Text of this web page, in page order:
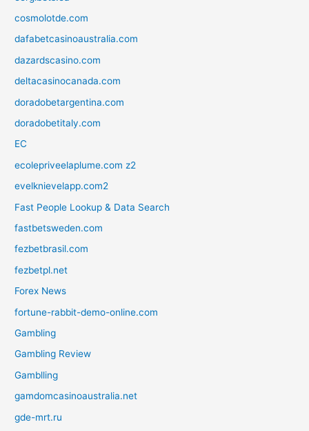
cosmolotde.com
dafabetcasinoaustralia.com
dazardscasino.com
deltacasinocanada.com
doradobetargentina.com
doradobetitaly.com
EC
ecolepriveelaplume.com z2
evelknievelapp.com2
Fast People Lookup & Data Search
fastbetsweden.com
fezbetbrasil.com
fezbetpl.net
Forex News
fortune-rabbit-demo-online.com
Gambling
Gambling Review
Gamblling
gamdomcasinoaustralia.net
gde-mrt.ru